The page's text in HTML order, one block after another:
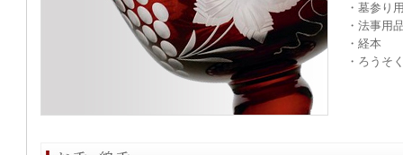
・墓参り
・法事用
・経本
・ろうそ